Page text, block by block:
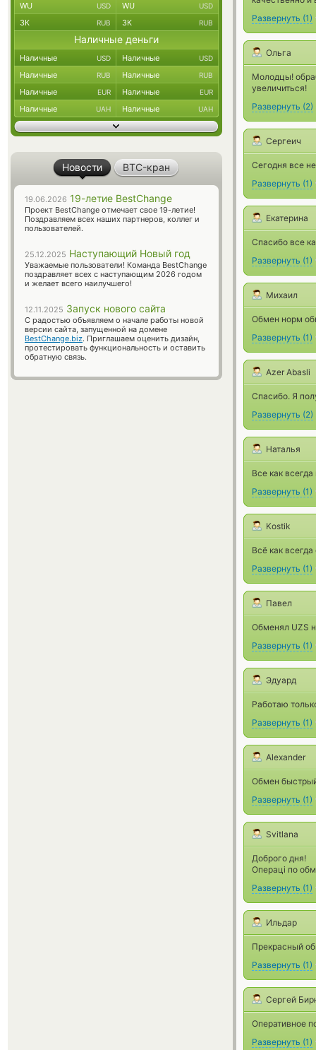
Развернуть (1)
Ольга
Молодцы!
увеличиться!
Развернуть (2)
Сергеич
Сегодня все
Развернуть (1)
Екатерина
Спасибо все
Развернуть (1)
Михаил
Обмен норм
Развернуть (1)
Azer Abasli
Спасибо. Я
Развернуть (2)
Наталья
Все как
Развернуть (1)
Kostik
Всё как всегда
Развернуть (1)
Павел
Обменял UZS
Развернуть (1)
Эдуард
Работаю
Развернуть (1)
Alexander
Обмен
Развернуть (1)
Svitlana
Доброго дня!
Операці по
Развернуть (1)
Ильдар
Прекрасный
Развернуть (1)
Сергей
Оперативное
Развернуть (1)
WU USD WU USD
ЗК RUB ЗК RUB
Наличные деньги
Наличные USD Наличные USD
Наличные RUB Наличные RUB
Наличные EUR Наличные EUR
Наличные UAH Наличные UAH
Новости BTC-кран
19.06.2026 19-летие BestChange
Проект BestChange отмечает свое 19-летие!
Поздравляем всех наших партнеров, коллег и
пользователей.
25.12.2025 Наступающий Новый год
Уважаемые пользователи! Команда BestChange
поздравляет всех с наступающим 2026 годом
и желает всего наилучшего!
12.11.2025 Запуск нового сайта
С радостью объявляем о начале работы новой
версии сайта, запущенной на домене
BestChange.biz. Приглашаем оценить дизайн,
протестировать функциональность и оставить
обратную связь.